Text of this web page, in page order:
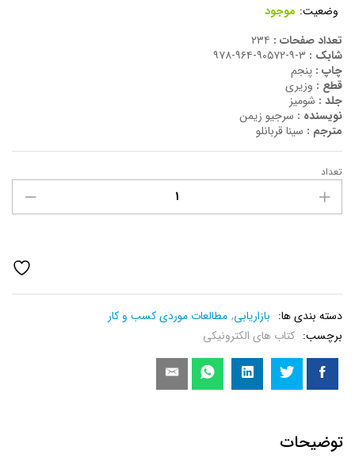
وضعیت: موجود
تعداد صفحات :
شابک :
چاپ : پنجم
قطع : وزیری
جلد : شومیز
نویسنده : سرجیو زیمن
مترجم : سینا قربانلو
کتاب
پایان
عصر
تعداد
دسته بندی ها: بازاریابی, مطالعات موردی کسب و کار
برچسب: کتاب های الکترونیکی
توضیحات